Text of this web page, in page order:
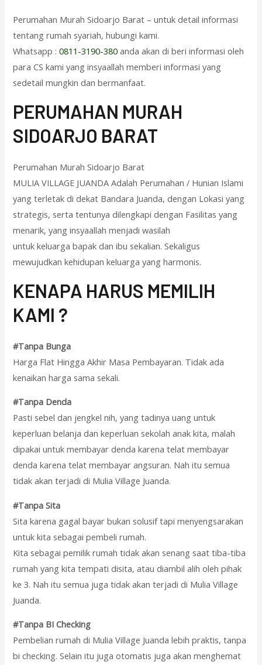
Perumahan Murah Sidoarjo Barat – untuk detail informasi
tentang rumah syariah, hubungi kami.
Whatsapp :0811-3190-380 anda akan di beri informasi oleh
para CS kami yang insyaallah memberi informasi yang
sedetail mungkin dan bermanfaat.
PERUMAHAN MURAH
SIDOARJO BARAT
Perumahan Murah Sidoarjo Barat
MULIA VILLAGE JUANDA Adalah Perumahan / Hunian Islami
yang terletak di dekat Bandara Juanda, dengan Lokasi yang
strategis, serta tentunya dilengkapi dengan Fasilitas yang
menarik, yang insyaallah menjadi wasilah
untuk keluarga bapak dan ibu sekalian. Sekaligus
mewujudkan kehidupan keluarga yang harmonis.
KENAPA HARUS MEMILIH
KAMI ?
#Tanpa Bunga
Harga Flat Hingga Akhir Masa Pembayaran. Tidak ada
kenaikan harga sama sekali.
#Tanpa Denda
Pasti sebel dan jengkel nih, yang tadinya uang untuk
keperluan belanja dan keperluan sekolah anak kita, malah
dipakai untuk membayar denda karena telat membayar
denda karena telat membayar angsuran. Nah itu semua
tidak akan terjadi di Mulia Village Juanda.
#Tanpa Sita
Sita karena gagal bayar bukan solusif tapi menyengsarakan
untuk kita sebagai pembeli rumah.
Kita sebagai pemilik rumah tidak akan senang saat tiba-tiba
rumah yang kita tempati disita, atau diambil alih oleh pihak
ke 3. Nah itu semua juga tidak akan terjadi di Mulia Village
Juanda.
#Tanpa BI Checking
Pembelian rumah di Mulia Village Juanda lebih praktis, tanpa
bi checking. Selain itu juga otomatis juga akan menghemat